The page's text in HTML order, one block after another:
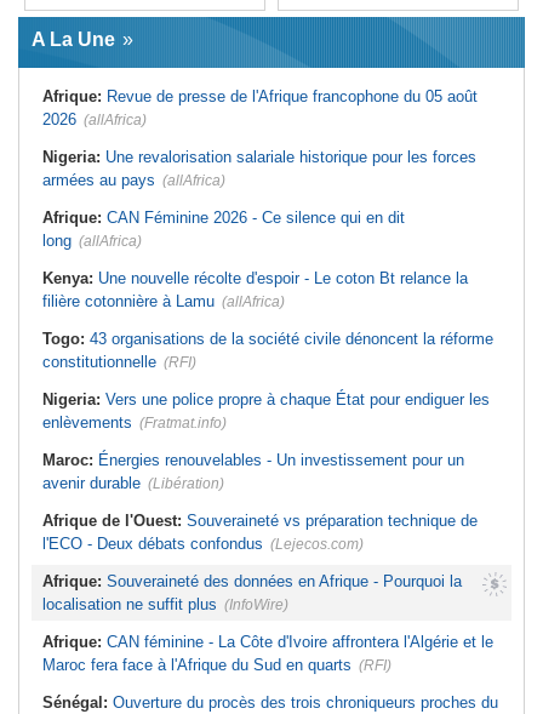
enlèvements
Afrique de l'Ouest:
Deux débats confondus
Afrique:CAN féminine - La Côte
d'Ivoire affrontera l'Algérie et le
Maroc fera face à l'Afrique du Sud
Sénégal:Ouverture du procès des
trois chroniqueurs proches du
Pastef pour offense au chef de l'État
Mali:La Cour suprême rejette la
demande de libération du militant
Clément Dembélé
Guinée:
Polémique autour des
vacances du président Doumbouya
en Grèce - Opposition et citoyens
endémique à Radès oblige le
avoir prévenu l'Espagne des risques
avant la crise migratoire
économique et diplomatique
au premier semestre
A La Une
Afrique: Revue de presse de l'Afrique francophone du 05 août
2026 (allAfrica)
Nigeria: Une revalorisation salariale historique pour les forces
armées au pays (allAfrica)
Afrique: CAN Féminine 2026 - Ce silence qui en dit
long (allAfrica)
Kenya: Une nouvelle récolte d'espoir - Le coton Bt relance la
filière cotonnière à Lamu (allAfrica)
Togo: 43 organisations de la société civile dénoncent la réforme
constitutionnelle (RFI)
Nigeria: Vers une police propre à chaque État pour endiguer les
enlèvements (Fratmat.info)
Maroc: Énergies renouvelables - Un investissement pour un
avenir durable (Libération)
Afrique de l'Ouest: Souveraineté vs préparation technique de
l'ECO - Deux débats confondus (Lejecos.com)
Afrique: Souveraineté des données en Afrique - Pourquoi la
localisation ne suffit plus (InfoWire)
Afrique: CAN féminine - La Côte d'Ivoire affrontera l'Algérie et le
Maroc fera face à l'Afrique du Sud en quarts (RFI)
Sénégal: Ouverture du procès des trois chroniqueurs proches du